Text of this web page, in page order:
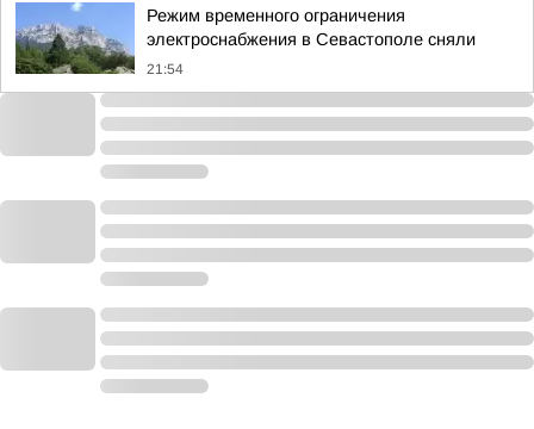
Режим временного ограничения
электроснабжения в Севастополе сняли
21:54